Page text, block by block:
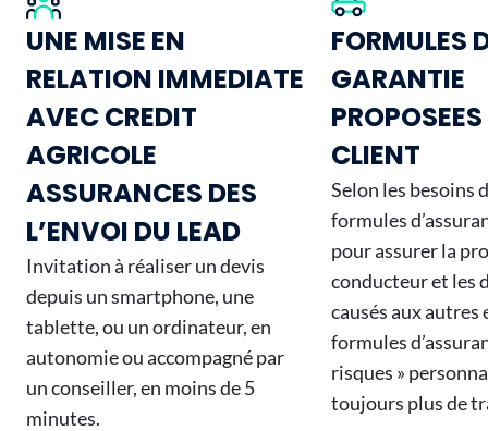
UNE MISE EN
RELATION IMMEDIATE
AVEC CREDIT
AGRICOLE
ASSURANCES DES
L’ENVOI DU LEAD
Invitation à réaliser un devis
depuis un smartphone, une
tablette, ou un ordinateur, en
autonomie ou accompagné par
un conseiller, en moins de 5
minutes.
FORMULES
GARANTIE
CLIENT
Selon les besoins
formules
pour assurer la
conducteur et les
causés aux autres
formules
risques »
toujours plus de